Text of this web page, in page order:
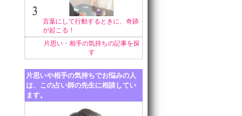
言葉にして行動するときに、奇跡
が起こる！
片思い・相手の気持ちの記事を探
す
片思いや相手の気持ちでお悩みの人
は、この占い師の先生に相談してい
ます。